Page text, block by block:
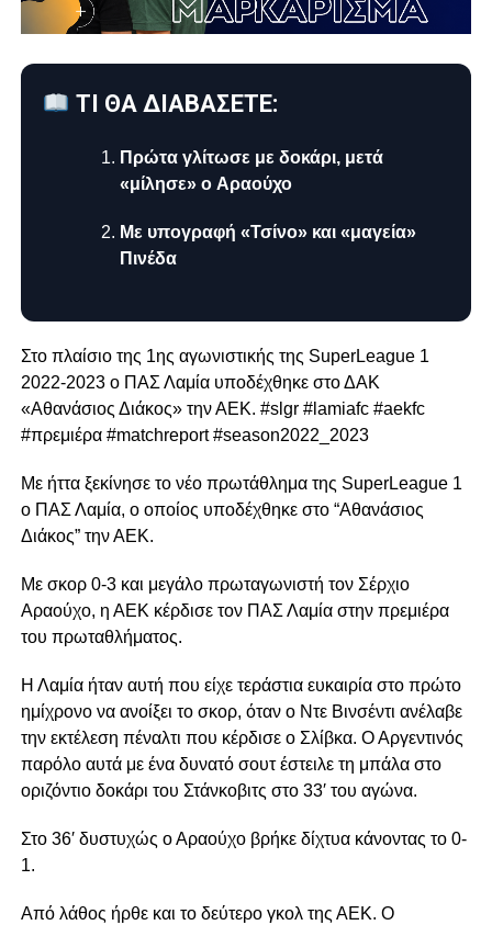
ΤΙ ΘΑ ΔΙΑΒΑΣΕΤΕ:
Πρώτα γλίτωσε με δοκάρι, μετά
«μίλησε» ο Αραούχο
Με υπογραφή «Τσίνο» και «μαγεία»
Πινέδα
Στο πλαίσιο της 1ης αγωνιστικής της SuperLeague 1
2022-2023 o ΠΑΣ Λαμία υποδέχθηκε στο ΔΑΚ
«Αθανάσιος Διάκος» την ΑΕΚ. #slgr #lamiafc #aekfc
#πρεμιέρα #matchreport #season2022_2023
Με ήττα ξεκίνησε το νέο πρωτάθλημα της SuperLeague 1
ο ΠΑΣ Λαμία, ο οποίος υποδέχθηκε στο “Αθανάσιος
Διάκος” την ΑΕΚ.
Με σκορ 0-3 και μεγάλο πρωταγωνιστή τον Σέρχιο
Αραούχο, η ΑΕΚ κέρδισε τον ΠΑΣ Λαμία στην πρεμιέρα
του πρωταθλήματος.
Η Λαμία ήταν αυτή που είχε τεράστια ευκαιρία στο πρώτο
ημίχρονο να ανοίξει το σκορ, όταν ο Ντε Βινσέντι ανέλαβε
την εκτέλεση πέναλτι που κέρδισε ο Σλίβκα. Ο Αργεντινός
παρόλο αυτά με ένα δυνατό σουτ έστειλε τη μπάλα στο
οριζόντιο δοκάρι του Στάνκοβιτς στο 33′ του αγώνα.
Στο 36′ δυστυχώς ο Αραούχο βρήκε δίχτυα κάνοντας το 0-
1.
Από λάθος ήρθε και το δεύτερο γκολ της ΑΕΚ. Ο